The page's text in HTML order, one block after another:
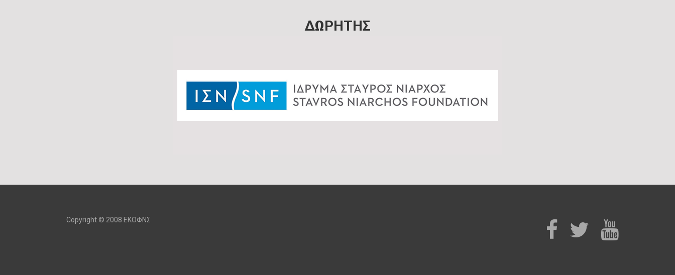
ΔΩΡΗΤΗΣ
Copyright © 2008 ΕΚΟΦΝΣ